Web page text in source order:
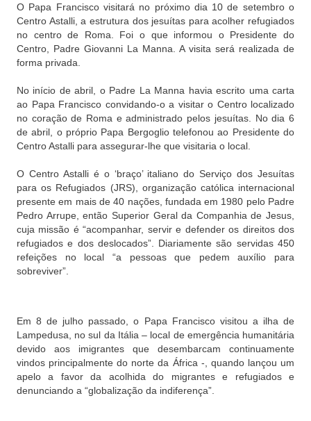
O Papa Francisco visitará no próximo dia 10 de setembro o
Centro Astalli, a estrutura dos jesuítas para acolher refugiados
no centro de Roma. Foi o que informou o Presidente do
Centro, Padre Giovanni La Manna. A visita será realizada de
forma privada.
No início de abril, o Padre La Manna havia escrito uma carta
ao Papa Francisco convidando-o a visitar o Centro localizado
no coração de Roma e administrado pelos jesuítas. No dia 6
de abril, o próprio Papa Bergoglio telefonou ao Presidente do
Centro Astalli para assegurar-lhe que visitaria o local.
O Centro Astalli é o ‘braço’ italiano do Serviço dos Jesuítas
para os Refugiados (JRS), organização católica internacional
presente em mais de 40 nações, fundada em 1980 pelo Padre
Pedro Arrupe, então Superior Geral da Companhia de Jesus,
cuja missão é “acompanhar, servir e defender os direitos dos
refugiados e dos deslocados”. Diariamente são servidas 450
refeições no local “a pessoas que pedem auxílio para
sobreviver”.
Em 8 de julho passado, o Papa Francisco visitou a ilha de
Lampedusa, no sul da Itália – local de emergência humanitária
devido aos imigrantes que desembarcam continuamente
vindos principalmente do norte da África -, quando lançou um
apelo a favor da acolhida do migrantes e refugiados e
denunciando a “globalização da indiferença”.